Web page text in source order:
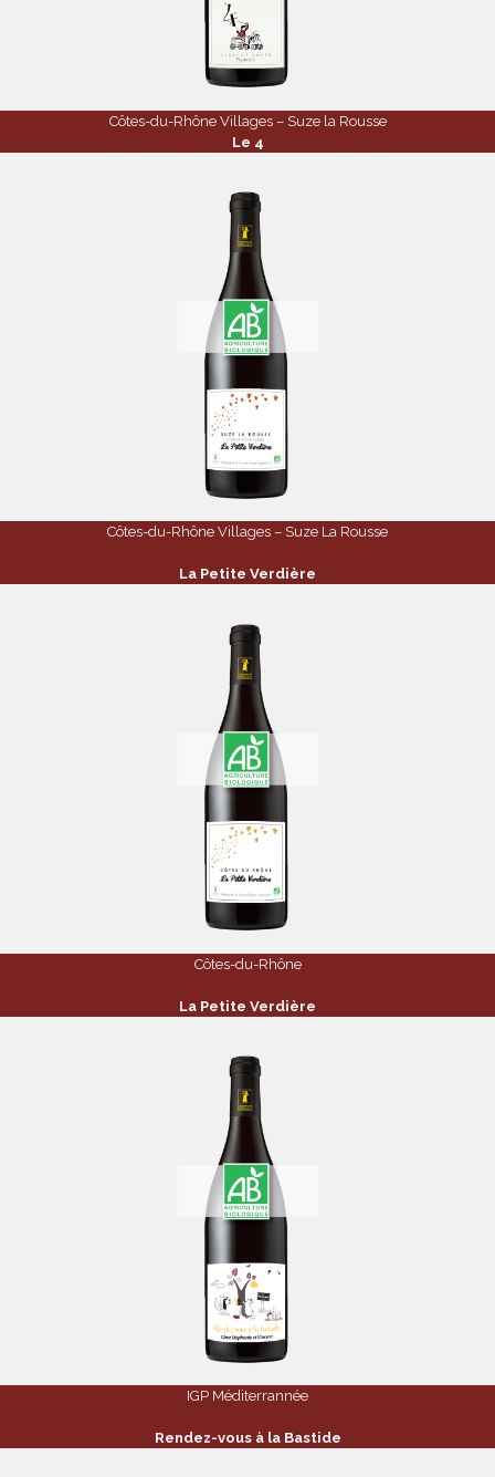
Côtes-du-Rhône Villages – Suze la Rousse
Le 4
Côtes-du-Rhône Villages – Suze La Rousse
La Petite Verdière
Côtes-du-Rhône
La Petite Verdière
IGP Méditerrannée
Rendez-vous à la Bastide